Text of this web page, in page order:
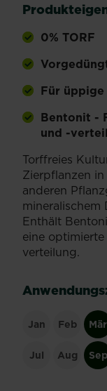
0% TORF
Für
Bentonit -
und -
Torffreies
Zierpflanzen
anderen
mineralischem
Enthält
eine
verteilung.
Jan Feb Mär
Jul Aug Sep